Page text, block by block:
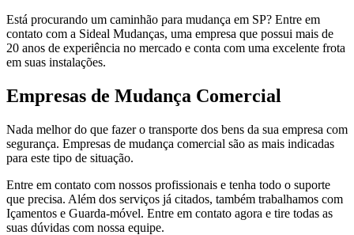
Está procurando um caminhão para mudança em SP? Entre em
contato com a Sideal Mudanças, uma empresa que possui mais de
20 anos de experiência no mercado e conta com uma excelente frota
em suas instalações.
Empresas de Mudança Comercial
Nada melhor do que fazer o transporte dos bens da sua empresa com
segurança. Empresas de mudança comercial são as mais indicadas
para este tipo de situação.
Entre em contato com nossos profissionais e tenha todo o suporte
que precisa. Além dos serviços já citados, também trabalhamos com
Içamentos e Guarda-móvel. Entre em contato agora e tire todas as
suas dúvidas com nossa equipe.